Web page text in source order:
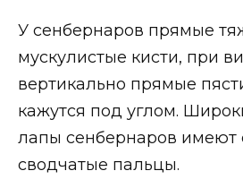
У сенбернаров прямые
мускулистые кисти, при
вертикально прямые
кажутся под углом.
лапы сенбернаров имеют
сводчатые пальцы.